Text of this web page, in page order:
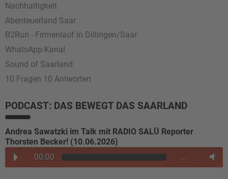
Nachhaltigkeit
Abenteuerland Saar
B2Run - Firmenlauf in Dillingen/Saar
WhatsApp-Kanal
Sound of Saarland
10 Fragen 10 Antworten
PODCAST: DAS BEWEGT DAS SAARLAND
Andrea Sawatzki im Talk mit RADIO SALÜ Reporter
Thorsten Becker! (10.06.2026)
00:00
…